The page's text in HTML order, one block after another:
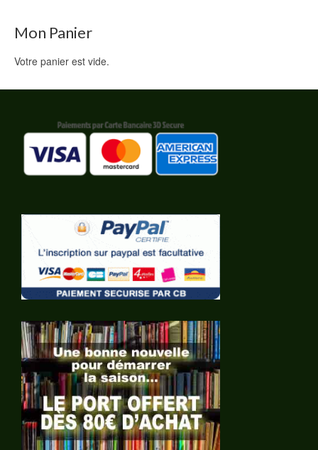
Mon Panier
Votre panier est vide.